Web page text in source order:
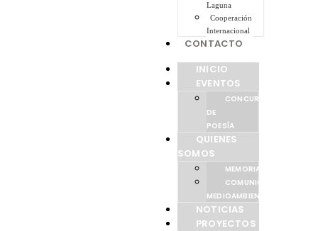
Laguna
Cooperación
Internacional
CONTACTO
INICIO
EVENTOS
CONCURSO
DE
POESÍA
QUIENES
SOMOS
MEMORIAS
COMUNICACIÓN
MEDIOAMBIENTAL
NOTICIAS
PROYECTOS